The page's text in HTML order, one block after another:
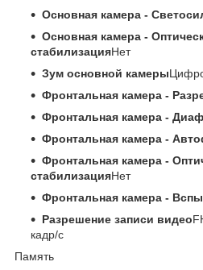
Основная камера -
Основная камера -
стабилизацияНет
Зум основной камеры
Фронтальная камера -
Фронтальная камера -
Фронтальная камера -
Фронтальная камера -
стабилизацияНет
Фронтальная камера -
Разрешение записи видео
кадр/с
Память